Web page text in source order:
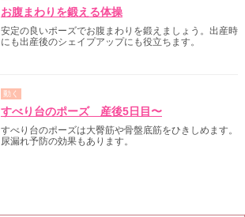
お腹まわりを鍛える体操
安定の良いポーズでお腹まわりを鍛えましょう。出産時
にも出産後のシェイプアップにも役立ちます。
動く
すべり台のポーズ 産後5日目〜
すべり台のポーズは大臀筋や骨盤底筋をひきしめます。
尿漏れ予防の効果もあります。